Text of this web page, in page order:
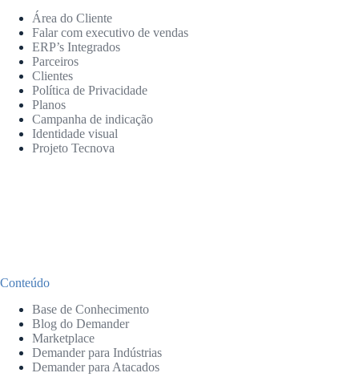
Área do Cliente
Falar com executivo de vendas
ERP’s Integrados
Parceiros
Clientes
Política de Privacidade
Planos
Campanha de indicação
Identidade visual
Projeto Tecnova
Conteúdo
Base de Conhecimento
Blog do Demander
Marketplace
Demander para Indústrias
Demander para Atacados